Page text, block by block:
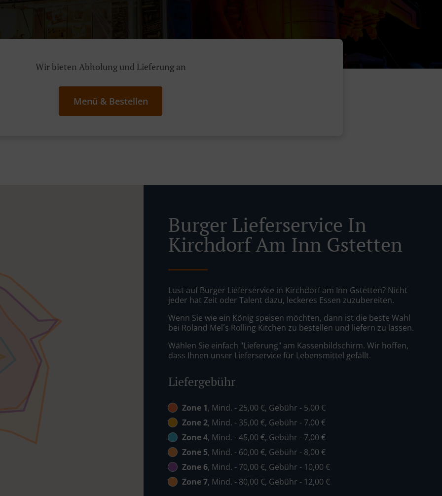
Wir bieten Abholung und Lieferung an
Menü & Bestellen
Burger Lieferservice In
Kirchdorf Am Inn Gstetten
Lust auf Burger Lieferservice in Kirchdorf am Inn Gstetten? Nicht
jeder hat Zeit oder Talent dazu, leckeres Essen zuzubereiten.
Wenn Sie wie ein König speisen möchten, dann ist die beste Wahl
bei Roland Mel´s Rolling Kitchen zu bestellen und liefern zu lassen.
Wählen Sie einfach "Lieferung" am Kassenbildschirm. Wir hoffen,
dass Ihnen unser Lieferservice für Lebensmittel gefällt.
Liefergebühr
Zone 1, Mind. - 25,00 €, Gebühr - 5,00 €
Zone 2, Mind. - 35,00 €, Gebühr - 7,00 €
Zone 4, Mind. - 45,00 €, Gebühr - 7,00 €
Zone 5, Mind. - 60,00 €, Gebühr - 8,00 €
Zone 6, Mind. - 70,00 €, Gebühr - 10,00 €
Zone 7, Mind. - 80,00 €, Gebühr - 12,00 €